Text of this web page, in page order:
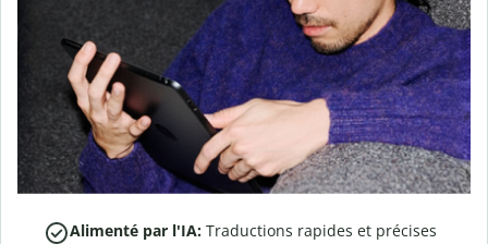
Alimenté par l'IA: Traductions rapides et précises